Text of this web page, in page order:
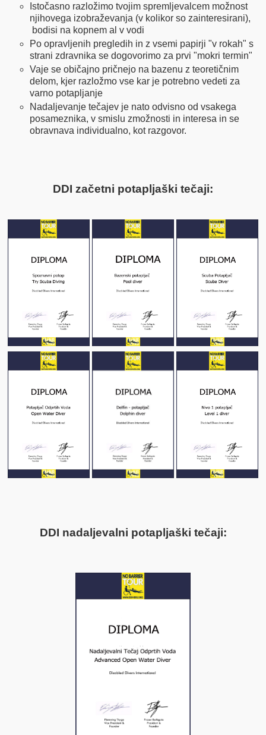
Istočasno razložimo tvojim spremljevalcem možnost
njihovega izobraževanja (v kolikor so zainteresirani),
bodisi na kopnem al v vodi
Po opravljenih pregledih in z vsemi papirji "v rokah" s
strani zdravnika se dogovorimo za prvi "mokri termin"
Vaje se običajno pričnejo na bazenu z teoretičnim
delom, kjer razložmo vse kar je potrebno vedeti za
varno potapljanje
Nadaljevanje tečajev je nato odvisno od vsakega
posameznika, v smislu zmožnosti in interesa in se
obravnava individualno, kot razgovor.
DDI začetni potapljaški tečaji:
DDI nadaljevalni potapljaški tečaji: